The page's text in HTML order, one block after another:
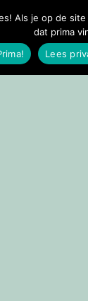
Als je op de
dat prima
Lees